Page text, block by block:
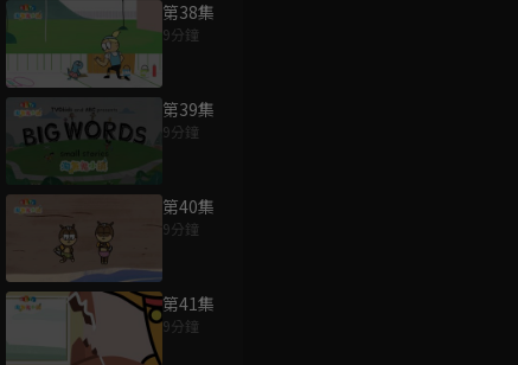
第38集
9分鐘
第39集
9分鐘
第40集
9分鐘
第41集
9分鐘